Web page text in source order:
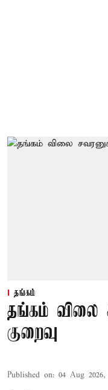
தங்கம்
தங்கம் விலை
குறைவு
Published on: 04 Aug